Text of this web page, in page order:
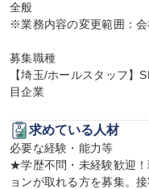
全般
※業務内容の変更範囲：
募集職種
【埼玉/ホールスタッフ】
目企業
求めている人材
必要な経験・能力等
★学歴不問・未経験歓迎
ョンが取れる方を募集。